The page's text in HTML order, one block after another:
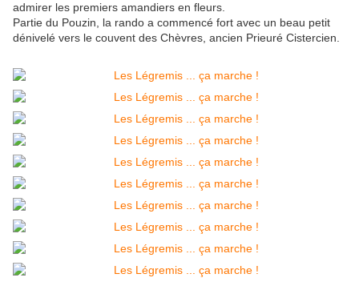
admirer les premiers amandiers en fleurs.
Partie du Pouzin, la rando a commencé fort avec un beau petit
dénivelé vers le couvent des Chèvres, ancien Prieuré Cistercien.